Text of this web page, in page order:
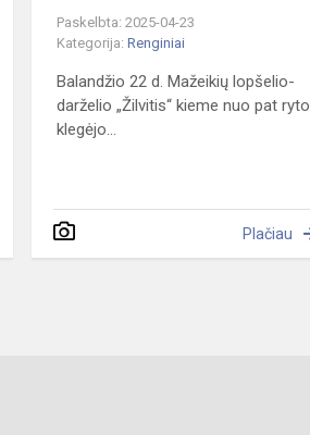
Paskelbta: 2025-04-23
Kategorija:Renginiai
Balandžio 22 d. Mažeikių lopšelio-
darželio „Žilvitis“ kieme nuo pat ryto
klegėjo...
Plačiau